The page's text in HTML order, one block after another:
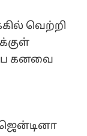
வெற்றி
கனவை